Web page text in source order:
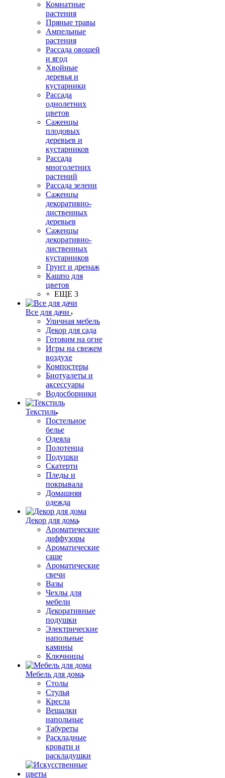
Комнатные
растения
Пряные травы
Ампельные
растения
Рассада овощей
и ягод
Хвойные
деревья и
кустарники
Рассада
однолетних
цветов
Саженцы
плодовых
деревьев и
кустарников
Рассада
многолетних
растений
Рассада зелени
Саженцы
декоративно-
лиственных
деревьев
Саженцы
декоративно-
лиственных
кустарников
Грунт и дренаж
Кашпо для
цветов
+ ЕЩЕ 3
Все для дачи
Уличная мебель
Декор для сада
Готовим на огне
Игры на свежем
воздухе
Компостеры
Биотуалеты и
аксессуары
Водосборники
Текстиль
Постельное
белье
Одеяла
Полотенца
Подушки
Скатерти
Пледы и
покрывала
Домашняя
одежда
Декор для дома
Ароматические
диффузоры
Ароматические
саше
Ароматические
свечи
Вазы
Чехлы для
мебели
Декоративные
подушки
Электрические
напольные
камины
Ключницы
Мебель для дома
Столы
Стулья
Кресла
Вешалки
напольные
Табуреты
Раскладные
кровати и
раскладушки